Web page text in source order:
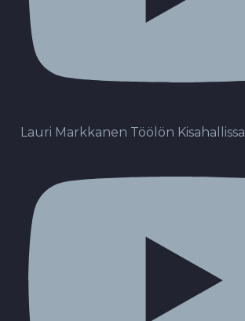
Lauri Markkanen Töölön Kisahallissa